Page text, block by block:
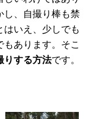
し、自撮り棒も禁
はいえ、少しでも
あります。そこ
りする方法です。